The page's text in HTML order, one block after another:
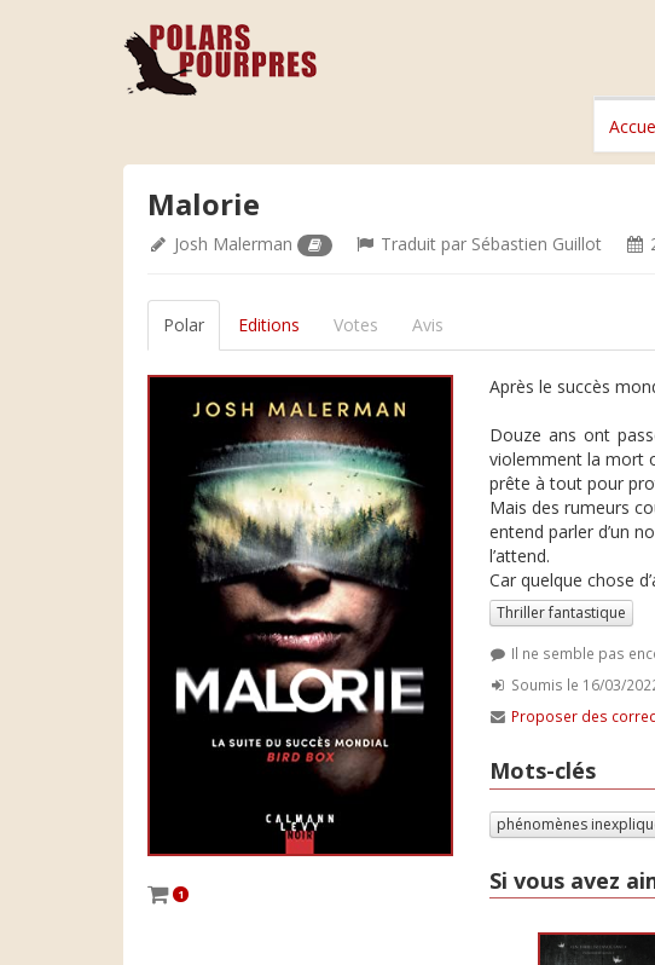
Malorie
Josh Malerman Traduit par Sébastien Guillot
Polar Editions Votes Avis
1
Après le succès
Douze ans ont
violemment la mort
prête à tout pour
Mais des rumeurs
entend parler d’un
l’attend.
Car quelque chose
Thriller fantastique
Il ne semble pas
Soumis le 16/03/
Proposer des
Mots-clés
phénomènes
Si vous avez